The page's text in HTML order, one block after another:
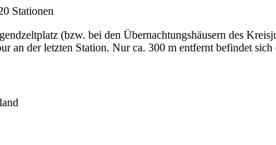
Stationen
(bzw. bei den Übernachtungshäusern des
an der letzten Station. Nur ca. 300 m entfernt befindet